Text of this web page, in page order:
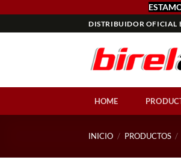
al
DISTRIBUIDOR OFICIAL
HOME
INICIO / PRODUCTOS /